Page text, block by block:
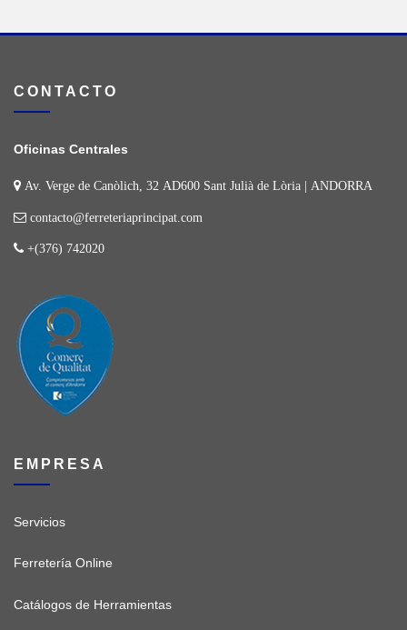
CONTACTO
Oficinas Centrales
Av. Verge de Canòlich, 32 AD600 Sant Julià de Lòria | ANDORRA
contacto@ferreteriaprincipat.com
+(376) 742020
EMPRESA
Servicios
Ferretería Online
Catálogos de Herramientas